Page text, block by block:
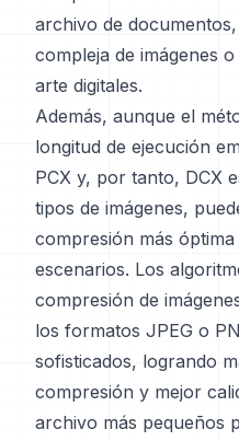
archivo de
compleja de imágenes
arte digitales.
Además, aunque el
longitud de ejecución
PCX y, por tanto, DCX
tipos de imágenes,
compresión más
escenarios. Los
compresión de
los formatos JPEG o
sofisticados, logrando
compresión y mejor
archivo más pequeños